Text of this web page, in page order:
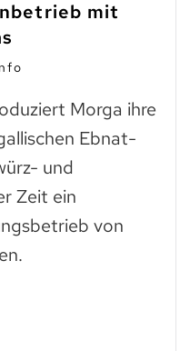
mit
Morga ihre
Ebnat-
und
Zeit ein
von